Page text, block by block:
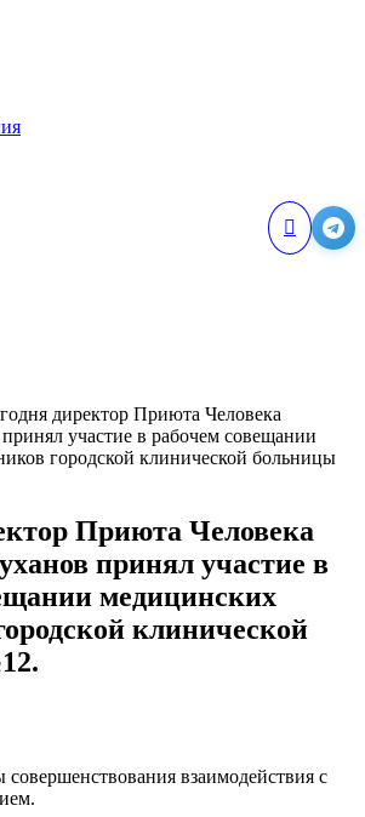
директор Приюта Человека
участие в рабочем совещании
городской клинической больницы
Приюта Человека
принял участие в
медицинских
клинической
взаимодействия с